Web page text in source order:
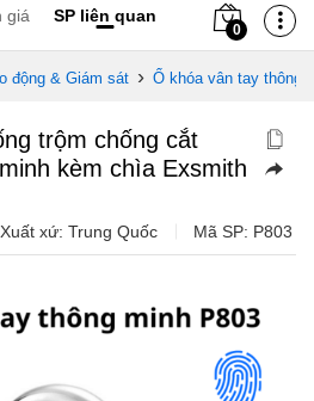
giá SP liên quan
0
động & Giám sát › Ổ khóa vân tay thông
trộm chống cắt
kèm chìa Exsmith
Xuất xứ: Trung Quốc Mã SP: P803